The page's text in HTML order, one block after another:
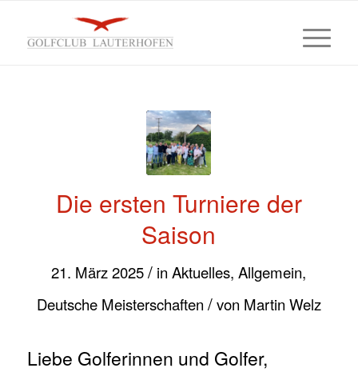
Die ersten Turniere der
Saison
21. März 2025 / inAktuelles,Allgemein,
Deutsche Meisterschaften /von Martin Welz
Liebe Golferinnen und Golfer,